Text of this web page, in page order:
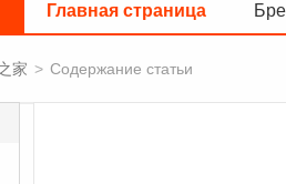
Главная страница
家 > Содержание статьи